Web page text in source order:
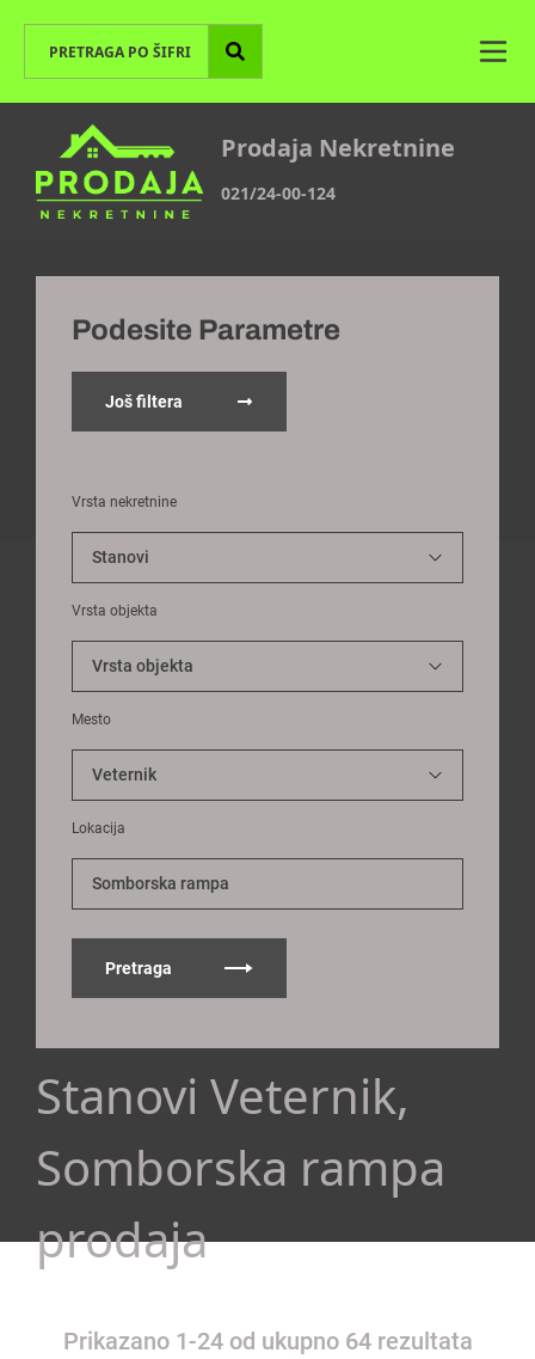
Prodaja Nekretnine
021/24-00-124
Podesite Parametre
Još filtera
Vrsta nekretnine
Vrsta objekta
Mesto
Lokacija
Somborska rampa
Pretraga
Stanovi Veternik,
Somborska rampa
prodaja
Prikazano 1-24 od ukupno 64 rezultata